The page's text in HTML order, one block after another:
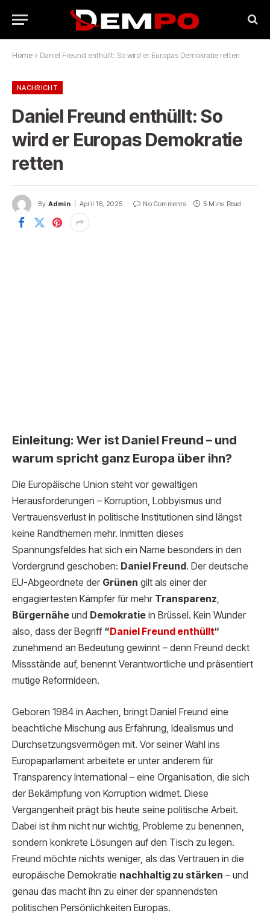
Home » Daniel Freund enthüllt: So wird er Europas Demokratie retten
NACHRICHT
Daniel Freund enthüllt: So
wird er Europas Demokratie
retten
By Admin April 16, 2025 No Comments 5 Mins Read
Einleitung: Wer ist Daniel Freund – und
warum spricht ganz Europa über ihn?
Die Europäische Union steht vor gewaltigen
Herausforderungen – Korruption, Lobbyismus und
Vertrauensverlust in politische Institutionen sind längst
keine Randthemen mehr. Inmitten dieses
Spannungsfeldes hat sich ein Name besonders in den
Vordergrund geschoben: Daniel Freund. Der deutsche
EU-Abgeordnete der Grünen gilt als einer der
engagiertesten Kämpfer für mehr Transparenz,
Bürgernähe und Demokratie in Brüssel. Kein Wunder
also, dass der Begriff “Daniel Freund enthüllt“
zunehmend an Bedeutung gewinnt – denn Freund deckt
Missstände auf, benennt Verantwortliche und präsentiert
mutige Reformideen.
Geboren 1984 in Aachen, bringt Daniel Freund eine
beachtliche Mischung aus Erfahrung, Idealismus und
Durchsetzungsvermögen mit. Vor seiner Wahl ins
Europaparlament arbeitete er unter anderem für
Transparency International – eine Organisation, die sich
der Bekämpfung von Korruption widmet. Diese
Vergangenheit prägt bis heute seine politische Arbeit.
Dabei ist ihm nicht nur wichtig, Probleme zu benennen,
sondern konkrete Lösungen auf den Tisch zu legen.
Freund möchte nichts weniger, als das Vertrauen in die
europäische Demokratie nachhaltig zu stärken – und
genau das macht ihn zu einer der spannendsten
politischen Persönlichkeiten Europas.